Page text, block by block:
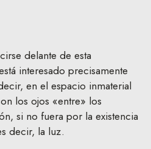
delante de esta
interesado precisamente
en el espacio inmaterial
los ojos «entre» los
si no fuera por la existencia
decir, la luz.